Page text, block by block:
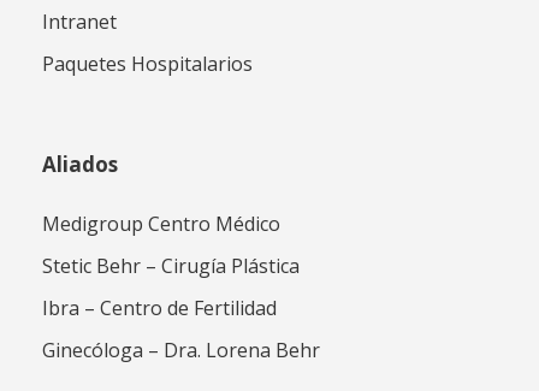
Intranet
Paquetes Hospitalarios
Aliados
Medigroup Centro Médico
Stetic Behr – Cirugía Plástica
Ibra – Centro de Fertilidad
Ginecóloga – Dra. Lorena Behr